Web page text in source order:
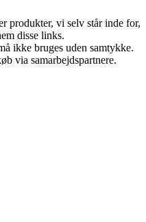
produkter, vi selv står inde for,
disse links.
ikke bruges uden samtykke.
via samarbejdspartnere.